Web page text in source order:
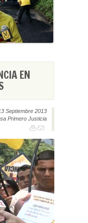
EN
Septiembre 2013
Primero Justicia